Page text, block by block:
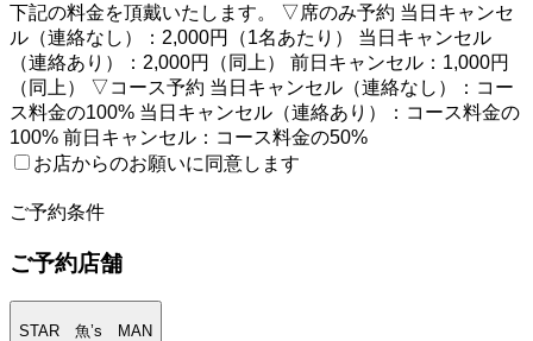
下記の料金を頂戴いたします。 ▽席のみ予約 当日キャンセ
ル（連絡なし）：2,000円（1名あたり） 当日キャンセル
（連絡あり）：2,000円（同上） 前日キャンセル：1,000円
（同上） ▽コース予約 当日キャンセル（連絡なし）：コー
ス料金の100% 当日キャンセル（連絡あり）：コース料金の
100% 前日キャンセル：コース料金の50%
お店からのお願いに同意します
ご予約条件
ご予約店舗
STAR 魚’s MAN